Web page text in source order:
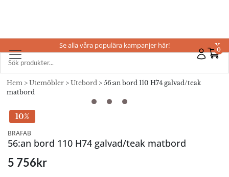
0
Se alla våra populära kampanjer här! X
Hem > Utemöbler > Utebord > 56:an bord 110 H74 galvad/teak
matbord
10%
BRAFAB
56:an bord 110 H74 galvad/teak matbord
5 756kr